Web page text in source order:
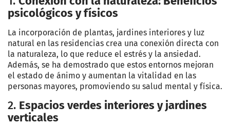
psicológicos y físicos
La incorporación de plantas, jardines interiores y luz
natural en las residencias crea una conexión directa con
la naturaleza, lo que reduce el estrés y la ansiedad.
Además, se ha demostrado que estos entornos mejoran
el estado de ánimo y aumentan la vitalidad en las
personas mayores, promoviendo su salud mental y física.
2. Espacios verdes interiores y jardines
verticales